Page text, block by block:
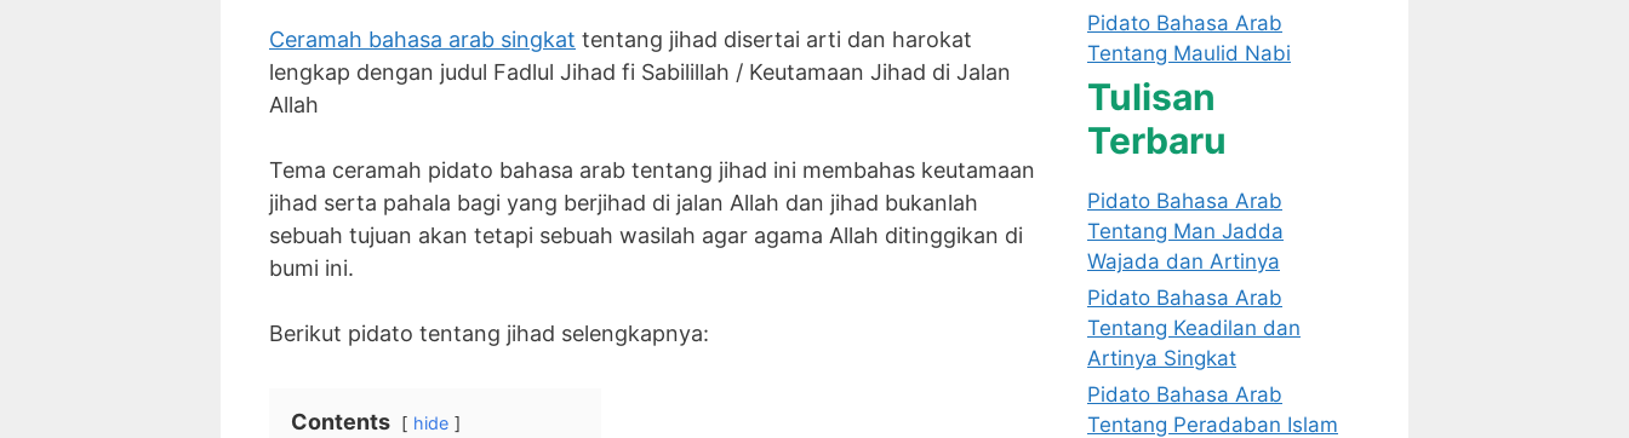
Ceramah bahasa arab singkat tentang jihad disertai arti dan harokat
lengkap dengan judul Fadlul Jihad fi Sabilillah / Keutamaan Jihad di Jalan
Allah
Tema ceramah pidato bahasa arab tentang jihad ini membahas keutamaan
jihad serta pahala bagi yang berjihad di jalan Allah dan jihad bukanlah
sebuah tujuan akan tetapi sebuah wasilah agar agama Allah ditinggikan di
bumi ini.
Berikut pidato tentang jihad selengkapnya:
Contents hide
Pidato Bahasa Arab
Tentang Maulid Nabi
Tulisan
Terbaru
Pidato Bahasa Arab
Tentang Man Jadda
Wajada dan Artinya
Pidato Bahasa Arab
Tentang Keadilan dan
Artinya Singkat
Pidato Bahasa Arab
Tentang Peradaban Islam